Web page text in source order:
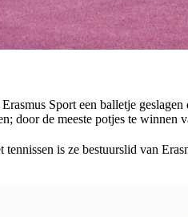
Sport een balletje
door de meeste potjes te
is ze bestuurslid van